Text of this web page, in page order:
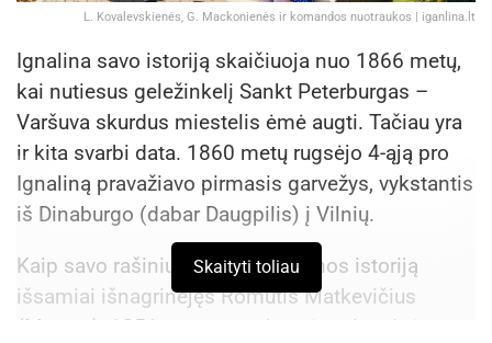
L. Kovalevskienės, G. Mackonienės ir komandos nuotraukos | iganlina.lt
Ignalina savo istoriją skaičiuoja nuo 1866 metų,
kai nutiesus geležinkelį Sankt Peterburgas –
Varšuva skurdus miestelis ėmė augti. Tačiau yra
ir kita svarbi data. 1860 metų rugsėjo 4-ąją pro
Ignaliną pravažiavo pirmasis garvežys, vykstantis
iš Dinaburgo (dabar Daugpilis) į Vilnių.
Kaip savo rašiniuose mini Ignalinos istoriją
išsamiai išnagrinėjęs Romutis Matkevičius
(Matuza), 1851 metų vasario mėnesį carinės
Skaityti toliau